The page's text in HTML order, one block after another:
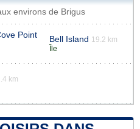
environs de Brigus
Point Bell Island 19.2 km
Île
km